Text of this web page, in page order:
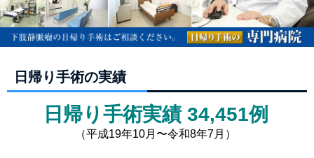
日帰り手術の実績
日帰り手術実績 34,451例
（平成19年10月〜令和8年7月）